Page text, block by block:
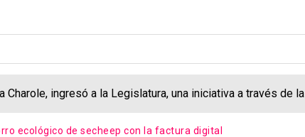
Charole, ingresó a la Legislatura, una iniciativa a través de
ecológico de secheep con la factura digital